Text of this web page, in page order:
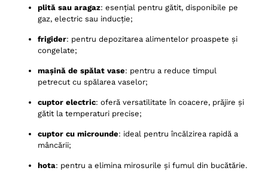
plită sau aragaz: esențial pentru gătit, disponibile pe
gaz, electric sau inducție;
frigider: pentru depozitarea alimentelor proaspete și
congelate;
mașină de spălat vase: pentru a reduce timpul
petrecut cu spălarea vaselor;
cuptor electric: oferă versatilitate în coacere, prăjire și
gătit la temperaturi precise;
cuptor cu microunde: ideal pentru încălzirea rapidă a
mâncării;
hota: pentru a elimina mirosurile și fumul din bucătărie.